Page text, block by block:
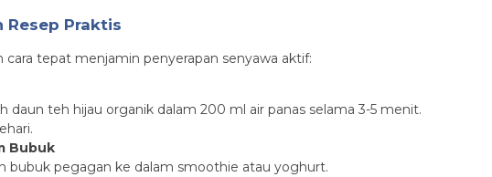
Resep Praktis
tepat menjamin penyerapan senyawa aktif:
daun teh hijau organik dalam 200 ml air panas selama 3-5 menit.
Bubuk
bubuk pegagan ke dalam smoothie atau yoghurt.